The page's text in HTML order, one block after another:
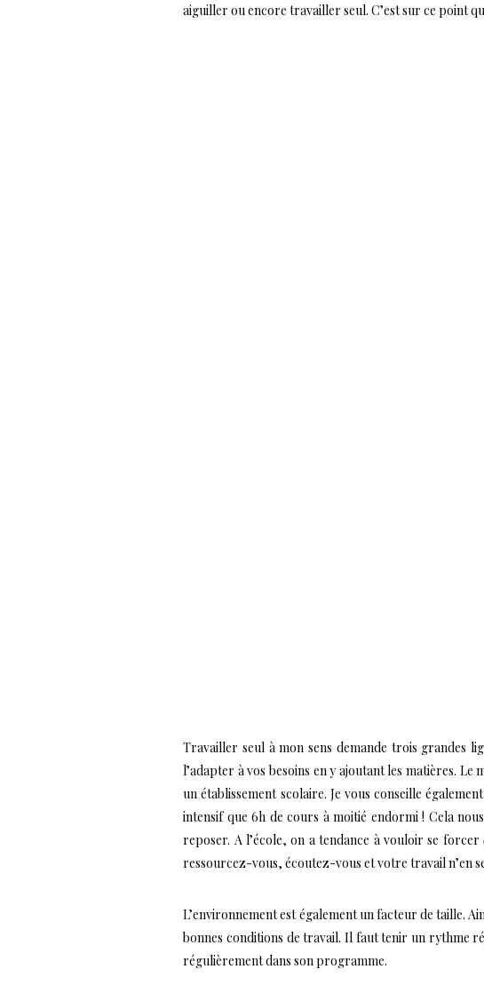
aiguiller ou encore travailler seul. C’est sur ce point
Travailler seul à mon sens demande trois grandes
l’adapter à vos besoins en y ajoutant les matières.
un établissement scolaire. Je vous conseille
intensif que 6h de cours à moitié endormi ! Cela
reposer. A l’école, on a tendance à vouloir se forcer
ressourcez-vous, écoutez-vous et votre travail n’en
L’environnement est également un facteur de taille.
bonnes conditions de travail. Il faut tenir un rythme
régulièrement dans son programme.